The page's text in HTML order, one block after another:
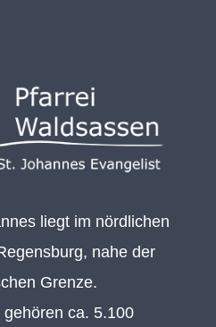
liegt im nördlichen
nahe der
Grenze.
ca. 5.100